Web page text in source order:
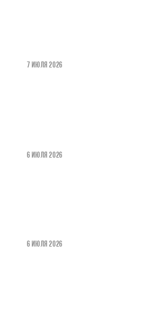
7 Июля 2026
6 Июля 2026
6 Июля 2026